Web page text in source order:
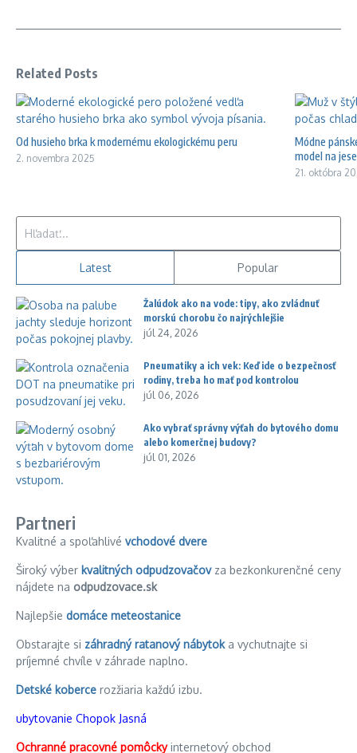
Related Posts
Od husieho brka k modernému ekologickému peru
2. novembra 2025
Módne
model na
21. októbra
Latest Popular
Žalúdok ako na vode: tipy, ako zvládnuť
morskú chorobu čo najrýchlejšie
júl 24, 2026
Pneumatiky a ich vek: Keď ide o bezpečnosť
rodiny, treba ho mať pod kontrolou
júl 06, 2026
Ako vybrať správny výťah do bytového domu
alebo komerčnej budovy?
júl 01, 2026
Partneri
Kvalitné a spoľahlivé vchodové dvere
Široký výber kvalitných odpudzovačovza bezkonkurenčné ceny
nájdete na odpudzovace.sk
Najlepšie domáce meteostanice
Obstarajte si záhradný ratanový nábytoka vychutnajte si
príjemné chvíle v záhrade naplno.
Detské koberce rozžiaria každú izbu.
ubytovanie Chopok Jasná
Ochranné pracovné pomôckyinternetový obchod